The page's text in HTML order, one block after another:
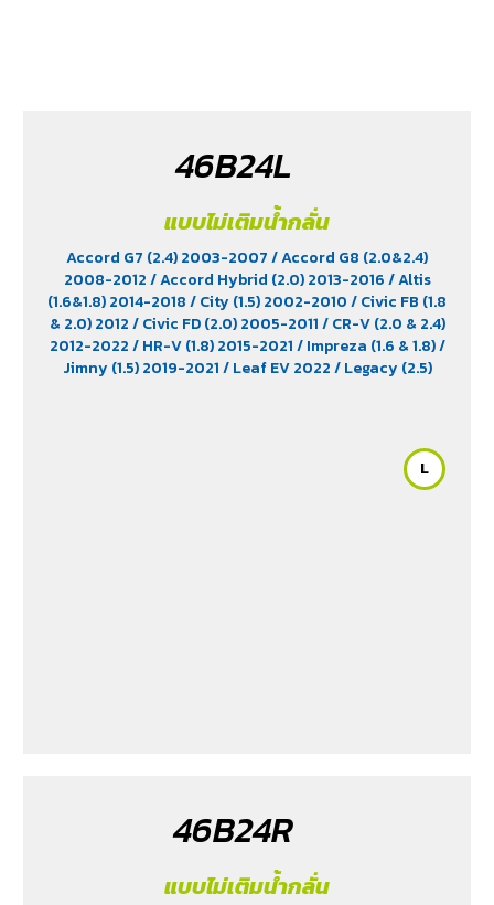
46B24L
แบบไม่เติมน้ำกลั่น
Accord G7 (2.4) 2003-2007/ Accord G8 (2.0&2.4)
2008-2012/ Accord Hybrid (2.0) 2013-2016/ Altis
(1.6&1.8) 2014-2018/ City (1.5) 2002-2010/ Civic FB (1.8
& 2.0) 2012/ Civic FD (2.0) 2005-2011/ CR-V (2.0 & 2.4)
2012-2022/ HR-V (1.8) 2015-2021/ Impreza (1.6 & 1.8)/
Jimny (1.5) 2019-2021/ Leaf EV 2022/ Legacy (2.5)
/ XL7
/ Xpander Cross (1.5) 2010-2021 /
L
46B24R
แบบไม่เติมน้ำกลั่น